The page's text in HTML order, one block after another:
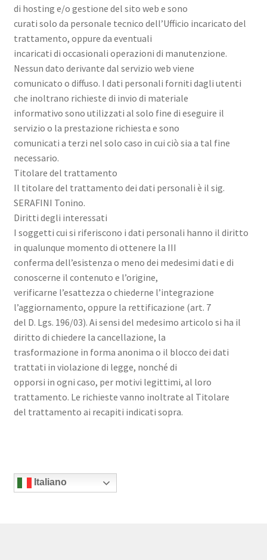
di hosting e/o gestione del sito web e sono
curati solo da personale tecnico dell’Ufficio incaricato del
trattamento, oppure da eventuali
incaricati di occasionali operazioni di manutenzione.
Nessun dato derivante dal servizio web viene
comunicato o diffuso. I dati personali forniti dagli utenti
che inoltrano richieste di invio di materiale
informativo sono utilizzati al solo fine di eseguire il
servizio o la prestazione richiesta e sono
comunicati a terzi nel solo caso in cui ciò sia a tal fine
necessario.
Titolare del trattamento
Il titolare del trattamento dei dati personali è il sig.
SERAFINI Tonino.
Diritti degli interessati
I soggetti cui si riferiscono i dati personali hanno il diritto
in qualunque momento di ottenere la III
conferma dell’esistenza o meno dei medesimi dati e di
conoscerne il contenuto e l’origine,
verificarne l’esattezza o chiederne l’integrazione
l’aggiornamento, oppure la rettificazione (art. 7
del D. Lgs. 196/03). Ai sensi del medesimo articolo si ha il
diritto di chiedere la cancellazione, la
trasformazione in forma anonima o il blocco dei dati
trattati in violazione di legge, nonché di
opporsi in ogni caso, per motivi legittimi, al loro
trattamento. Le richieste vanno inoltrate al Titolare
del trattamento ai recapiti indicati sopra.
Italiano